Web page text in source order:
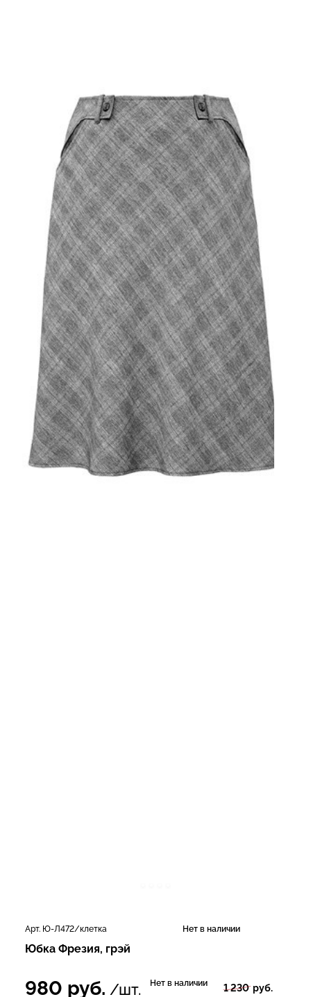
Арт. Ю-Л472/клетка Нет в наличии
Юбка Фрезия, грэй
980 руб. /шт. Нет в наличии 1 230 руб.